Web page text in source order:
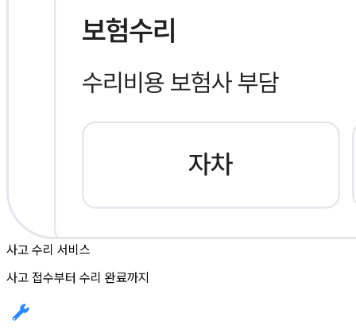
사고 수리 서비스
사고 접수부터 수리 완료까지